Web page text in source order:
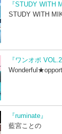
『STUDY WITH
STUDY WITH
『ワンオポ
『ruminate』
藍宮ことの